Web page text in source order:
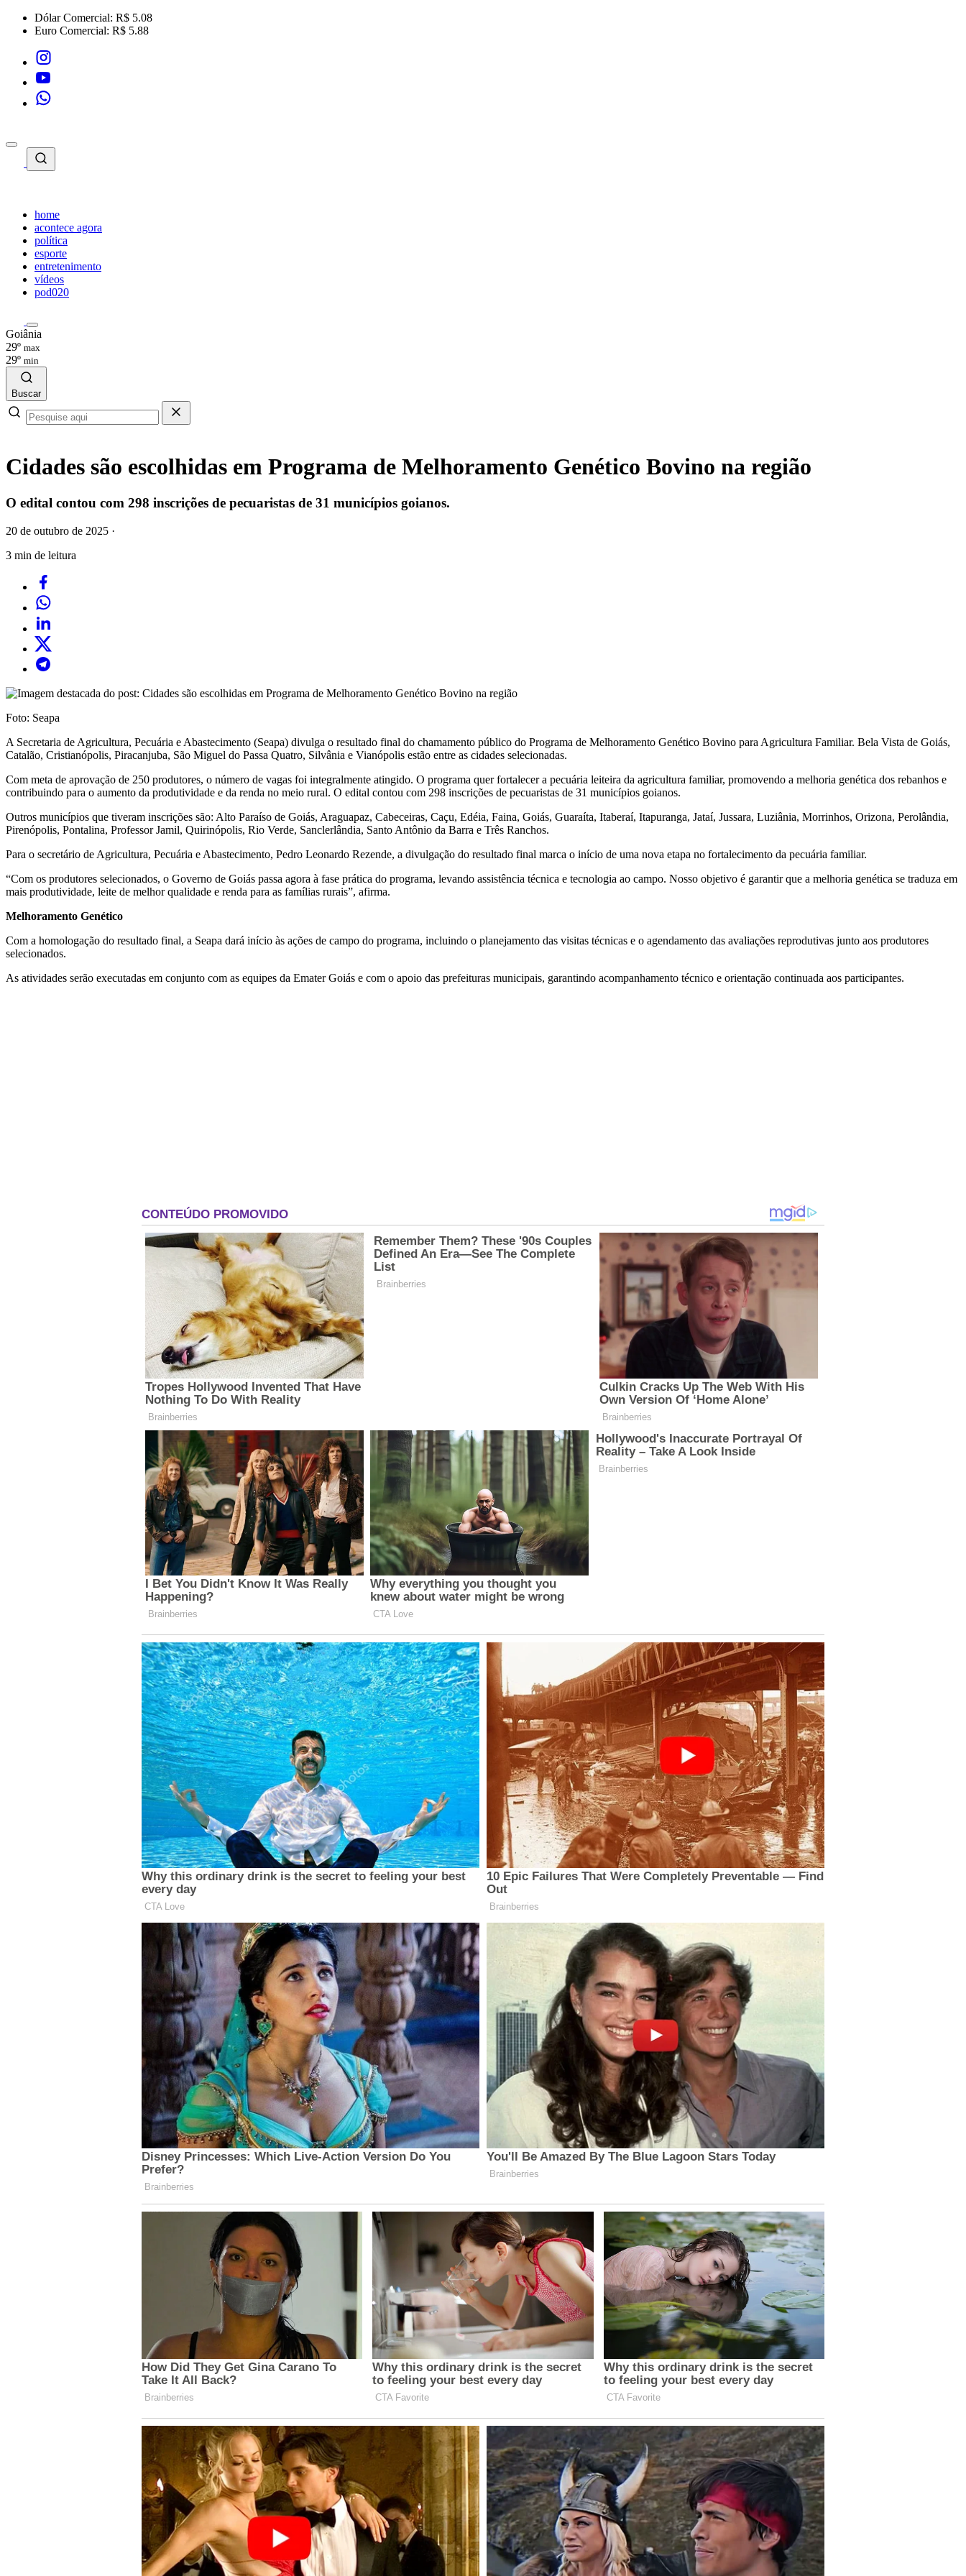
Dólar Comercial: R$ 5.08
Euro Comercial: R$ 5.88
home
acontece agora
política
esporte
entretenimento
vídeos
pod020
Goiânia
29º max
29º min
Buscar
Cidades são escolhidas em Programa de Melhoramento Genético Bovino na região
O edital contou com 298 inscrições de pecuaristas de 31 municípios goianos.
20 de outubro de 2025 ·
3 min de leitura
Foto: Seapa
A Secretaria de Agricultura, Pecuária e Abastecimento (Seapa) divulga o resultado final do chamamento público do Programa de Melhoramento Genético Bovino para Agricultura Familiar. Bela Vista de Goiás,
Catalão, Cristianópolis, Piracanjuba, São Miguel do Passa Quatro, Silvânia e Vianópolis estão entre as cidades selecionadas.
Com meta de aprovação de 250 produtores, o número de vagas foi integralmente atingido. O programa quer fortalecer a pecuária leiteira da agricultura familiar, promovendo a melhoria genética dos rebanhos e
contribuindo para o aumento da produtividade e da renda no meio rural. O edital contou com 298 inscrições de pecuaristas de 31 municípios goianos.
Outros municípios que tiveram inscrições são: Alto Paraíso de Goiás, Araguapaz, Cabeceiras, Caçu, Edéia, Faina, Goiás, Guaraíta, Itaberaí, Itapuranga, Jataí, Jussara, Luziânia, Morrinhos, Orizona, Perolândia,
Pirenópolis, Pontalina, Professor Jamil, Quirinópolis, Rio Verde, Sanclerlândia, Santo Antônio da Barra e Três Ranchos.
Para o secretário de Agricultura, Pecuária e Abastecimento, Pedro Leonardo Rezende, a divulgação do resultado final marca o início de uma nova etapa no fortalecimento da pecuária familiar.
“Com os produtores selecionados, o Governo de Goiás passa agora à fase prática do programa, levando assistência técnica e tecnologia ao campo. Nosso objetivo é garantir que a melhoria genética se traduza em
mais produtividade, leite de melhor qualidade e renda para as famílias rurais”, afirma.
Melhoramento Genético
Com a homologação do resultado final, a Seapa dará início às ações de campo do programa, incluindo o planejamento das visitas técnicas e o agendamento das avaliações reprodutivas junto aos produtores
selecionados.
As atividades serão executadas em conjunto com as equipes da Emater Goiás e com o apoio das prefeituras municipais, garantindo acompanhamento técnico e orientação continuada aos participantes.